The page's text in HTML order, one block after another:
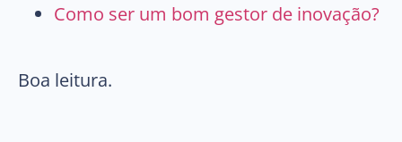
Como ser um bom gestor de inovação?
Boa leitura.